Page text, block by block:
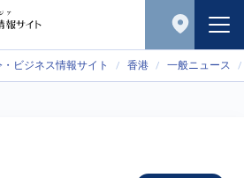
ビジネス情報サイト 香港 一般ニュース